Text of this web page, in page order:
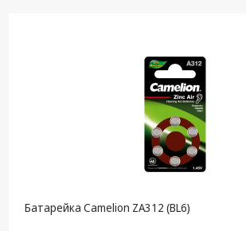
Батарейка Camelion ZA312 (BL6)